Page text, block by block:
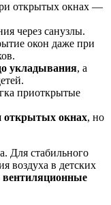
открытых окнах —
через санузлы.
окон даже при
укладывания, а
приоткрытые
открытых окнах, но
Для стабильного
воздуха в детских